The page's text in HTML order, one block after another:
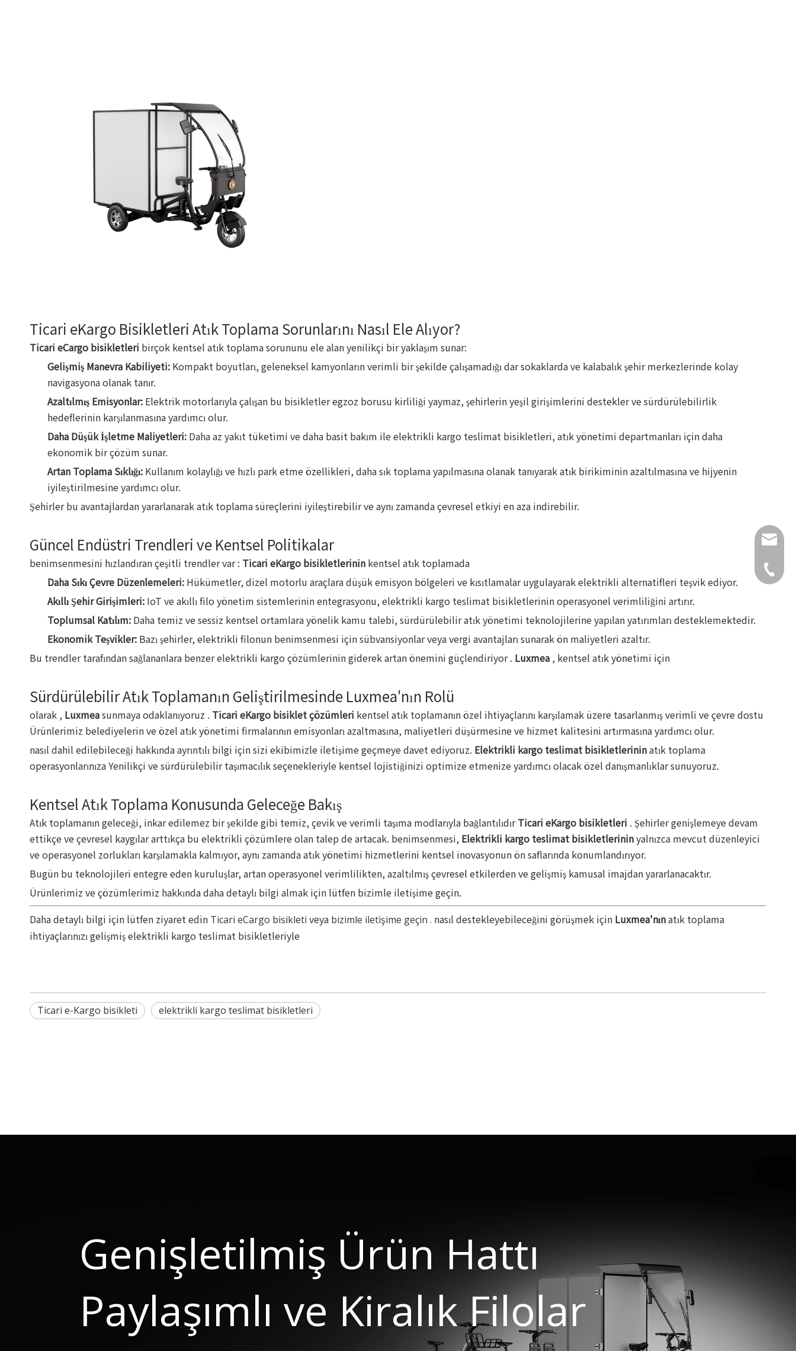
Ticari eKargo Bisikletleri Atık Toplama Sorunlarını Nasıl Ele Alıyor?
Ticari eCargo bisikletleri birçok kentsel atık toplama sorununu ele alan yenilikçi bir yaklaşım sunar:
Gelişmiş Manevra Kabiliyeti: Kompakt boyutları, geleneksel kamyonların verimli bir şekilde çalışamadığı dar sokaklarda ve kalabalık şehir merkezlerinde kolay
navigasyona olanak tanır.
Azaltılmış Emisyonlar: Elektrik motorlarıyla çalışan bu bisikletler egzoz borusu kirliliği yaymaz, şehirlerin yeşil girişimlerini destekler ve sürdürülebilirlik
hedeflerinin karşılanmasına yardımcı olur.
Daha Düşük İşletme Maliyetleri: Daha az yakıt tüketimi ve daha basit bakım ile elektrikli kargo teslimat bisikletleri, atık yönetimi departmanları için daha
ekonomik bir çözüm sunar.
Artan Toplama Sıklığı: Kullanım kolaylığı ve hızlı park etme özellikleri, daha sık toplama yapılmasına olanak tanıyarak atık birikiminin azaltılmasına ve hijyenin
iyileştirilmesine yardımcı olur.
Şehirler bu avantajlardan yararlanarak atık toplama süreçlerini iyileştirebilir ve aynı zamanda çevresel etkiyi en aza indirebilir.
Güncel Endüstri Trendleri ve Kentsel Politikalar
benimsenmesini hızlandıran çeşitli trendler var : Ticari eKargo bisikletlerinin kentsel atık toplamada
Daha Sıkı Çevre Düzenlemeleri: Hükümetler, dizel motorlu araçlara düşük emisyon bölgeleri ve kısıtlamalar uygulayarak elektrikli alternatifleri teşvik ediyor.
Akıllı Şehir Girişimleri: IoT ve akıllı filo yönetim sistemlerinin entegrasyonu, elektrikli kargo teslimat bisikletlerinin operasyonel verimliliğini artırır.
Toplumsal Katılım: Daha temiz ve sessiz kentsel ortamlara yönelik kamu talebi, sürdürülebilir atık yönetimi teknolojilerine yapılan yatırımları desteklemektedir.
Ekonomik Teşvikler: Bazı şehirler, elektrikli filonun benimsenmesi için sübvansiyonlar veya vergi avantajları sunarak ön maliyetleri azaltır.
Bu trendler tarafından sağlananlara benzer elektrikli kargo çözümlerinin giderek artan önemini güçlendiriyor . Luxmea , kentsel atık yönetimi için
Sürdürülebilir Atık Toplamanın Geliştirilmesinde Luxmea'nın Rolü
olarak , Luxmeasunmaya odaklanıyoruz . Ticari eKargo bisiklet çözümleri kentsel atık toplamanın özel ihtiyaçlarını karşılamak üzere tasarlanmış verimli ve çevre dostu
Ürünlerimiz belediyelerin ve özel atık yönetimi firmalarının emisyonları azaltmasına, maliyetleri düşürmesine ve hizmet kalitesini artırmasına yardımcı olur.
nasıl dahil edilebileceği hakkında ayrıntılı bilgi için sizi ekibimizle iletişime geçmeye davet ediyoruz. Elektrikli kargo teslimat bisikletlerininatık toplama
operasyonlarınıza Yenilikçi ve sürdürülebilir taşımacılık seçenekleriyle kentsel lojistiğinizi optimize etmenize yardımcı olacak özel danışmanlıklar sunuyoruz.
Kentsel Atık Toplama Konusunda Geleceğe Bakış
Atık toplamanın geleceği, inkar edilemez bir şekilde gibi temiz, çevik ve verimli taşıma modlarıyla bağlantılıdırTicari eKargo bisikletleri . Şehirler genişlemeye devam
ettikçe ve çevresel kaygılar arttıkça bu elektrikli çözümlere olan talep de artacak. benimsenmesi, Elektrikli kargo teslimat bisikletlerininyalnızca mevcut düzenleyici
ve operasyonel zorlukları karşılamakla kalmıyor, aynı zamanda atık yönetimi hizmetlerini kentsel inovasyonun ön saflarında konumlandırıyor.
Bugün bu teknolojileri entegre eden kuruluşlar, artan operasyonel verimlilikten, azaltılmış çevresel etkilerden ve gelişmiş kamusal imajdan yararlanacaktır.
Ürünlerimiz ve çözümlerimiz hakkında daha detaylı bilgi almak için lütfen bizimle iletişime geçin.
Daha detaylı bilgi için lütfen ziyaret edin Ticari eCargo bisikleti veya bizimle iletişime geçin . nasıl destekleyebileceğini görüşmek için Luxmea'nınatık toplama
ihtiyaçlarınızı gelişmiş elektrikli kargo teslimat bisikletleriyle
Ticari e-Kargo bisikleti elektrikli kargo teslimat bisikletleri
Genişletilmiş Ürün Hattı
Paylaşımlı ve Kiralık Filolar
+49